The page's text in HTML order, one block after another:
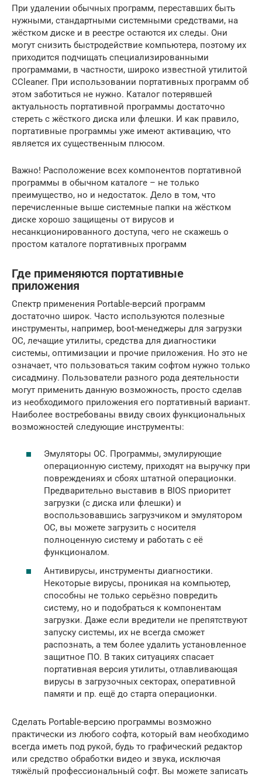
При удалении обычных программ, переставших быть
нужными, стандартными системными средствами, на
жёстком диске и в реестре остаются их следы. Они
могут снизить быстродействие компьютера, поэтому их
приходится подчищать специализированными
программами, в частности, широко известной утилитой
CCleaner. При использовании портативных программ об
этом заботиться не нужно. Каталог потерявшей
актуальность портативной программы достаточно
стереть с жёсткого диска или флешки. И как правило,
портативные программы уже имеют активацию, что
является их существенным плюсом.
Важно! Расположение всех компонентов портативной
программы в обычном каталоге – не только
преимущество, но и недостаток. Дело в том, что
перечисленные выше системные папки на жёстком
диске хорошо защищены от вирусов и
несанкционированного доступа, чего не скажешь о
простом каталоге портативных программ
Где применяются портативные
приложения
Спектр применения Portable-версий программ
достаточно широк. Часто используются полезные
инструменты, например, boot-менеджеры для загрузки
ОС, лечащие утилиты, средства для диагностики
системы, оптимизации и прочие приложения. Но это не
означает, что пользоваться таким софтом нужно только
сисадмину. Пользователи разного рода деятельности
могут применить данную возможность, просто сделав
из необходимого приложения его портативный вариант.
Наиболее востребованы ввиду своих функциональных
возможностей следующие инструменты:
Эмуляторы ОС. Программы, эмулирующие
операционную систему, приходят на выручку при
повреждениях и сбоях штатной операционки.
Предварительно выставив в BIOS приоритет
загрузки (с диска или флешки) и
воспользовавшись загрузчиком и эмулятором
ОС, вы можете загрузить с носителя
полноценную систему и работать с её
функционалом.
Антивирусы, инструменты диагностики.
Некоторые вирусы, проникая на компьютер,
способны не только серьёзно повредить
систему, но и подобраться к компонентам
загрузки. Даже если вредители не препятствуют
запуску системы, их не всегда сможет
распознать, а тем более удалить установленное
защитное ПО. В таких ситуациях спасает
портативная версия утилиты, отлавливающая
вирусы в загрузочных секторах, оперативной
памяти и пр. ещё до старта операционки.
Сделать Portable-версию программы возможно
практически из любого софта, который вам необходимо
всегда иметь под рукой, будь то графический редактор
или средство обработки видео и звука, исключая
тяжёлый профессиональный софт. Вы можете записать